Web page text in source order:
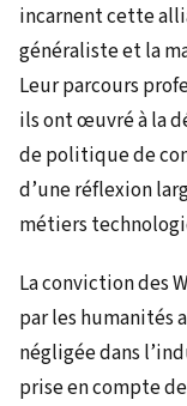
incarnent cette
généraliste et la
Leur parcours
ils ont œuvré à la
de politique de
d’une réflexion
métiers
La conviction des
par les humanités
négligée dans
prise en compte